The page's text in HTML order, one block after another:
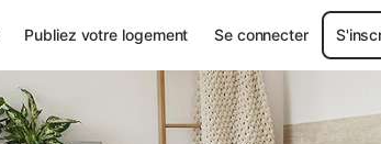
Publiez votre logement Se connecter